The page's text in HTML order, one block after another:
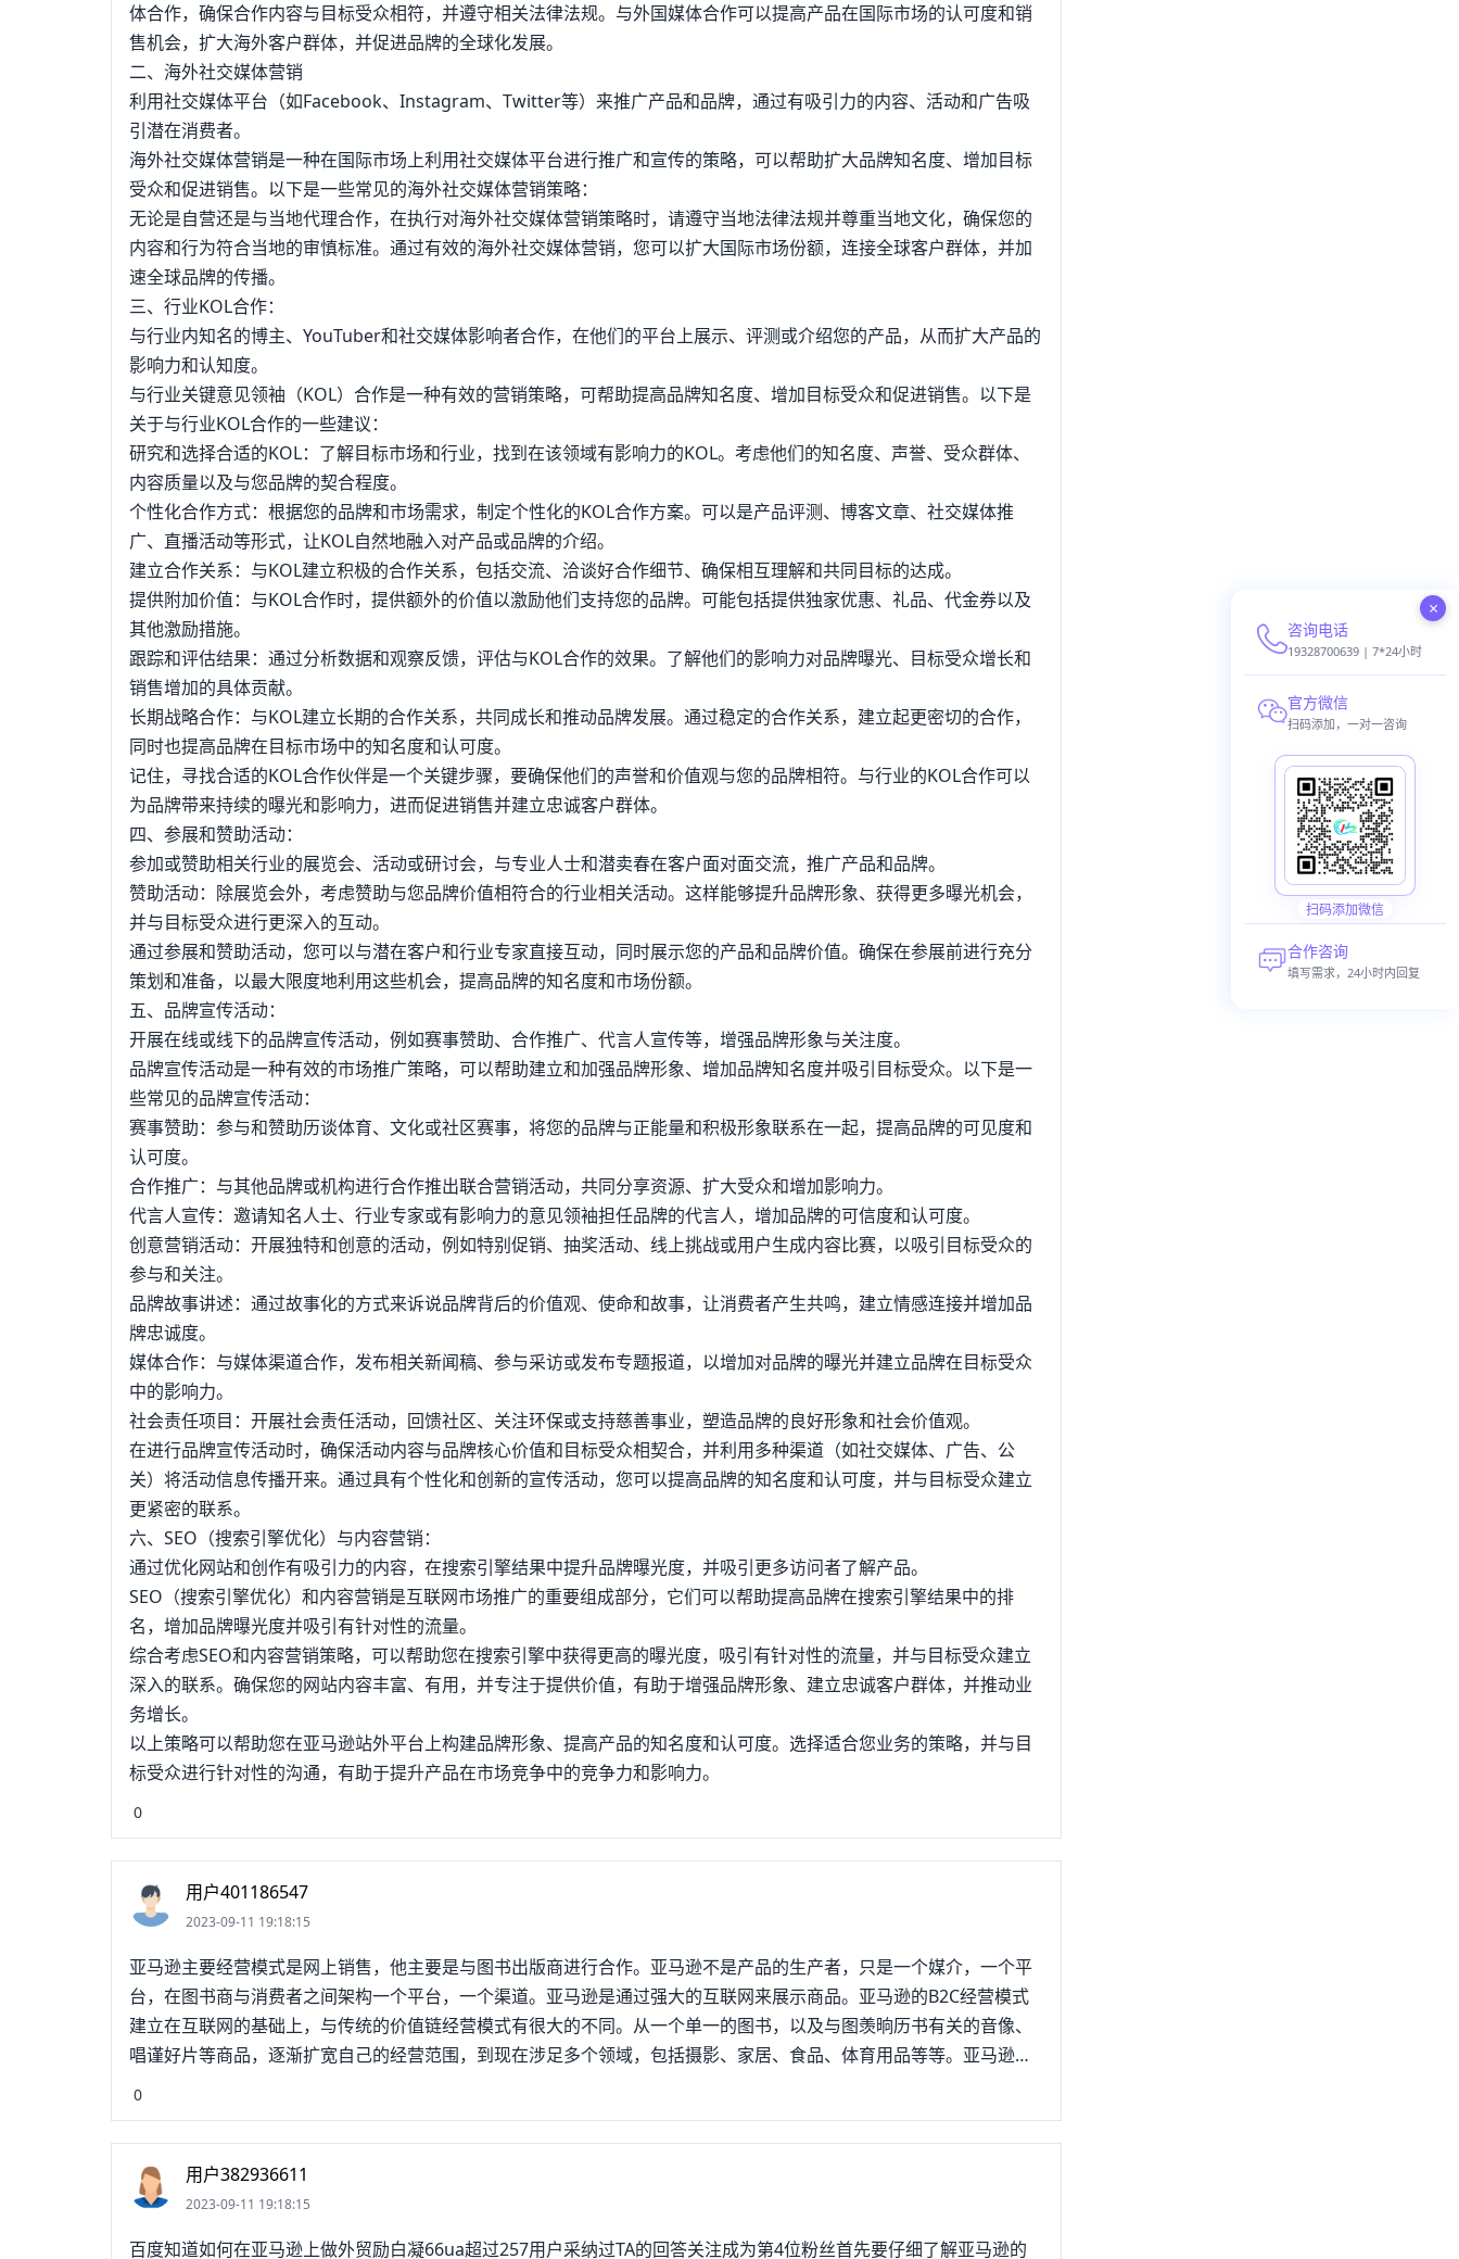
体合作，确保合作内容与目标受众相符，并遵守相关法律法规。与外国媒体合作可以提高产品在国际市场的认可度和销
售机会，扩大海外客户群体，并促进品牌的全球化发展。
二、海外社交媒体营销
利用社交媒体平台（如Facebook、Instagram、Twitter等）来推广产品和品牌，通过有吸引力的内容、活动和广告吸
引潜在消费者。
海外社交媒体营销是一种在国际市场上利用社交媒体平台进行推广和宣传的策略，可以帮助扩大品牌知名度、增加目标
受众和促进销售。以下是一些常见的海外社交媒体营销策略：
无论是自营还是与当地代理合作，在执行对海外社交媒体营销策略时，请遵守当地法律法规并尊重当地文化，确保您的
内容和行为符合当地的审慎标准。通过有效的海外社交媒体营销，您可以扩大国际市场份额，连接全球客户群体，并加
速全球品牌的传播。
三、行业KOL合作：
与行业内知名的博主、YouTuber和社交媒体影响者合作，在他们的平台上展示、评测或介绍您的产品，从而扩大产品的
影响力和认知度。
与行业关键意见领袖（KOL）合作是一种有效的营销策略，可帮助提高品牌知名度、增加目标受众和促进销售。以下是
关于与行业KOL合作的一些建议：
研究和选择合适的KOL：了解目标市场和行业，找到在该领域有影响力的KOL。考虑他们的知名度、声誉、受众群体、
内容质量以及与您品牌的契合程度。
个性化合作方式：根据您的品牌和市场需求，制定个性化的KOL合作方案。可以是产品评测、博客文章、社交媒体推
广、直播活动等形式，让KOL自然地融入对产品或品牌的介绍。
建立合作关系：与KOL建立积极的合作关系，包括交流、洽谈好合作细节、确保相互理解和共同目标的达成。
提供附加价值：与KOL合作时，提供额外的价值以激励他们支持您的品牌。可能包括提供独家优惠、礼品、代金券以及
其他激励措施。
跟踪和评估结果：通过分析数据和观察反馈，评估与KOL合作的效果。了解他们的影响力对品牌曝光、目标受众增长和
销售增加的具体贡献。
长期战略合作：与KOL建立长期的合作关系，共同成长和推动品牌发展。通过稳定的合作关系，建立起更密切的合作，
同时也提高品牌在目标市场中的知名度和认可度。
记住，寻找合适的KOL合作伙伴是一个关键步骤，要确保他们的声誉和价值观与您的品牌相符。与行业的KOL合作可以
为品牌带来持续的曝光和影响力，进而促进销售并建立忠诚客户群体。
四、参展和赞助活动：
参加或赞助相关行业的展览会、活动或研讨会，与专业人士和潜卖春在客户面对面交流，推广产品和品牌。
赞助活动：除展览会外，考虑赞助与您品牌价值相符合的行业相关活动。这样能够提升品牌形象、获得更多曝光机会，
并与目标受众进行更深入的互动。
通过参展和赞助活动，您可以与潜在客户和行业专家直接互动，同时展示您的产品和品牌价值。确保在参展前进行充分
策划和准备，以最大限度地利用这些机会，提高品牌的知名度和市场份额。
五、品牌宣传活动：
开展在线或线下的品牌宣传活动，例如赛事赞助、合作推广、代言人宣传等，增强品牌形象与关注度。
品牌宣传活动是一种有效的市场推广策略，可以帮助建立和加强品牌形象、增加品牌知名度并吸引目标受众。以下是一
些常见的品牌宣传活动：
赛事赞助：参与和赞助历谈体育、文化或社区赛事，将您的品牌与正能量和积极形象联系在一起，提高品牌的可见度和
认可度。
合作推广：与其他品牌或机构进行合作推出联合营销活动，共同分享资源、扩大受众和增加影响力。
代言人宣传：邀请知名人士、行业专家或有影响力的意见领袖担任品牌的代言人，增加品牌的可信度和认可度。
创意营销活动：开展独特和创意的活动，例如特别促销、抽奖活动、线上挑战或用户生成内容比赛，以吸引目标受众的
参与和关注。
品牌故事讲述：通过故事化的方式来诉说品牌背后的价值观、使命和故事，让消费者产生共鸣，建立情感连接并增加品
牌忠诚度。
媒体合作：与媒体渠道合作，发布相关新闻稿、参与采访或发布专题报道，以增加对品牌的曝光并建立品牌在目标受众
中的影响力。
社会责任项目：开展社会责任活动，回馈社区、关注环保或支持慈善事业，塑造品牌的良好形象和社会价值观。
在进行品牌宣传活动时，确保活动内容与品牌核心价值和目标受众相契合，并利用多种渠道（如社交媒体、广告、公
关）将活动信息传播开来。通过具有个性化和创新的宣传活动，您可以提高品牌的知名度和认可度，并与目标受众建立
更紧密的联系。
六、SEO（搜索引擎优化）与内容营销：
通过优化网站和创作有吸引力的内容，在搜索引擎结果中提升品牌曝光度，并吸引更多访问者了解产品。
SEO（搜索引擎优化）和内容营销是互联网市场推广的重要组成部分，它们可以帮助提高品牌在搜索引擎结果中的排
名，增加品牌曝光度并吸引有针对性的流量。
综合考虑SEO和内容营销策略，可以帮助您在搜索引擎中获得更高的曝光度，吸引有针对性的流量，并与目标受众建立
深入的联系。确保您的网站内容丰富、有用，并专注于提供价值，有助于增强品牌形象、建立忠诚客户群体，并推动业
务增长。
以上策略可以帮助您在亚马逊站外平台上构建品牌形象、提高产品的知名度和认可度。选择适合您业务的策略，并与目
标受众进行针对性的沟通，有助于提升产品在市场竞争中的竞争力和影响力。
0
用户401186547
2023-09-11 19:18:15
亚马逊主要经营模式是网上销售，他主要是与图书出版商进行合作。亚马逊不是产品的生产者，只是一个媒介，一个平
台，在图书商与消费者之间架构一个平台，一个渠道。亚马逊是通过强大的互联网来展示商品。亚马逊的B2C经营模式
建立在互联网的基础上，与传统的价值链经营模式有很大的不同。从一个单一的图书，以及与图羡晌历书有关的音像、
唱谨好片等商品，逐渐扩宽自己的经营范围，到现在涉足多个领域，包括摄影、家居、食品、体育用品等等。亚马逊现
在所定位的目标来购买图书的客户，也可以是除此之外的新目标群体。亚马逊B2C的特点以消费者为中心的价值观。亚
的技术研发人员认兄搜真分析每个细节中顾客的不同要求，进而去解决各种问题。消费者在进行书籍选择时系统出现多
家提供商品的信息，方便消费者进行货比三家，进行比较衡量。而对于一些目标性不明确的消费者，店家提供了书籍的
免费预览功能，让顾客更
0
用户382936611
2023-09-11 19:18:15
百度知道如何在亚马逊上做外贸励白凝66ua超过257用户采纳过TA的回答关注成为第4位粉丝首先要仔细了解亚马逊的
×
咨询电话
19328700639 | 7*24小时
官方微信
扫码添加，一对一咨询
扫码添加微信
合作咨询
填写需求，24小时内回复